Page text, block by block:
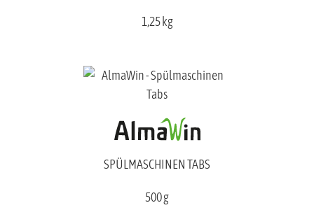
1,25 kg
SPÜLMASCHINEN TABS
500 g